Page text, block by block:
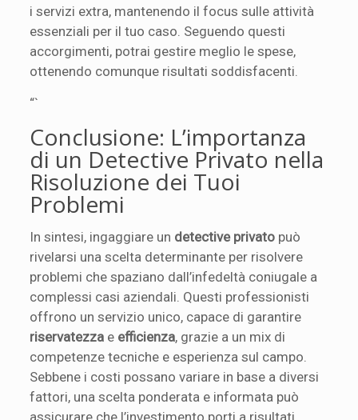
i servizi extra, mantenendo il focus sulle attività
essenziali per il tuo caso. Seguendo questi
accorgimenti, potrai gestire meglio le spese,
ottenendo comunque risultati soddisfacenti.
“`
Conclusione: L’importanza
di un Detective Privato nella
Risoluzione dei Tuoi
Problemi
In sintesi, ingaggiare un detective privato può
rivelarsi una scelta determinante per risolvere
problemi che spaziano dall’infedeltà coniugale a
complessi casi aziendali. Questi professionisti
offrono un servizio unico, capace di garantire
riservatezza e efficienza, grazie a un mix di
competenze tecniche e esperienza sul campo.
Sebbene i costi possano variare in base a diversi
fattori, una scelta ponderata e informata può
assicurare che l’investimento porti a risultati